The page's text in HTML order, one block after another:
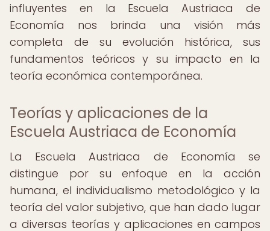
influyentes en la Escuela Austriaca de
Economía nos brinda una visión más
completa de su evolución histórica, sus
fundamentos teóricos y su impacto en la
teoría económica contemporánea.
Teorías y aplicaciones de la
Escuela Austriaca de Economía
La Escuela Austriaca de Economía se
distingue por su enfoque en la acción
humana, el individualismo metodológico y la
teoría del valor subjetivo, que han dado lugar
a diversas teorías y aplicaciones en campos